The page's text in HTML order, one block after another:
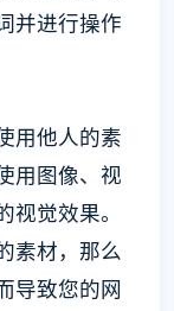
并进行操作
用他人的素
用图像、视
觉效果。
素材，那么
导致您的网